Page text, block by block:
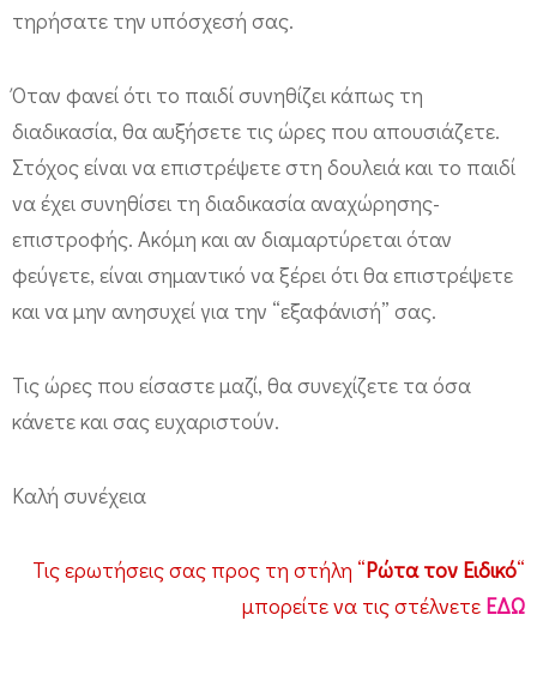
ι
σ
τ
ρ
ο
φ
ή
α
ς
τ
τηρήσατε την υπόσχεσή σας.
Όταν φανεί ότι το παιδί συνηθίζει κάπως τη
διαδικασία, θα αυξήσετε τις ώρες που απουσιάζετε.
Στόχος είναι να επιστρέψετε στη δουλειά και το παιδί
να έχει συνηθίσει τη διαδικασία αναχώρησης-
επιστροφής. Ακόμη και αν διαμαρτύρεται όταν
φεύγετε, είναι σημαντικό να ξέρει ότι θα επιστρέψετε
και να μην ανησυχεί για την “εξαφάνισή” σας.
Τις ώρες που είσαστε μαζί, θα συνεχίζετε τα όσα
κάνετε και σας ευχαριστούν.
Καλή συνέχεια
Τις ερωτήσεις σας προς τη στήλη “Ρώτα τον Ειδικό“
μπορείτε να τις στέλνετε ΕΔΩ